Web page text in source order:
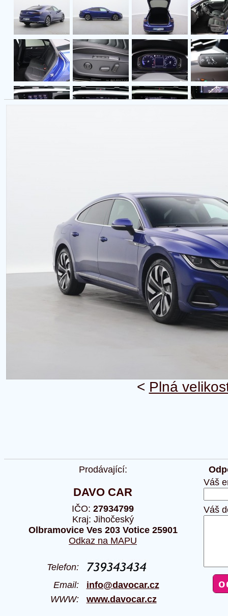
< Plná
Prodávající:
DAVO CAR
IČO: 27934799
Kraj: Jihočeský
Olbramovice Ves 203 Votice 25901
Odkaz na MAPU
Telefon:
Email: info@davocar.cz
WWW: www.davocar.cz
Váš
Váš